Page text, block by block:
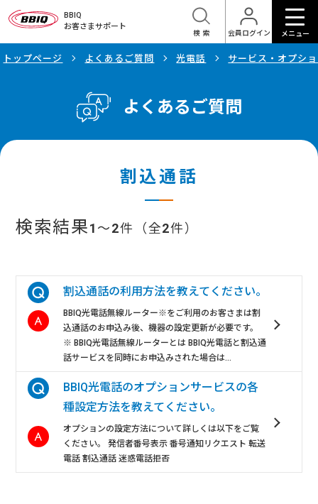
BBIQ
お客さまサポート
会員ログイン
検索 メニュー
トップページ よくあるご質問 光電話 サービス・オプシ
よくあるご質問
割込通話
検索結果1 ～2件（全2件）
割込通話の利用方法を教えてください。
BBIQ光電話無線ルーター※をご利用のお客さまは割
込通話のお申込み後、機器の設定更新が必要です。
※ BBIQ光電話無線ルーターとは BBIQ光電話と割込通
話サービスを同時にお申込みされた場合は...
BBIQ光電話のオプションサービスの各
種設定方法を教えてください。
オプションの設定方法について詳しくは以下をご覧
ください。 発信者番号表示 番号通知リクエスト 転送
電話 割込通話 迷惑電話拒否